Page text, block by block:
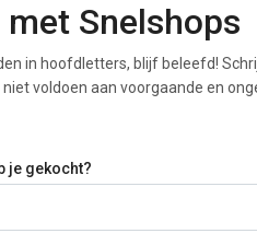
Snelshops
in hoofdletters, blijf beleefd!
voldoen aan voorgaande en
je gekocht?